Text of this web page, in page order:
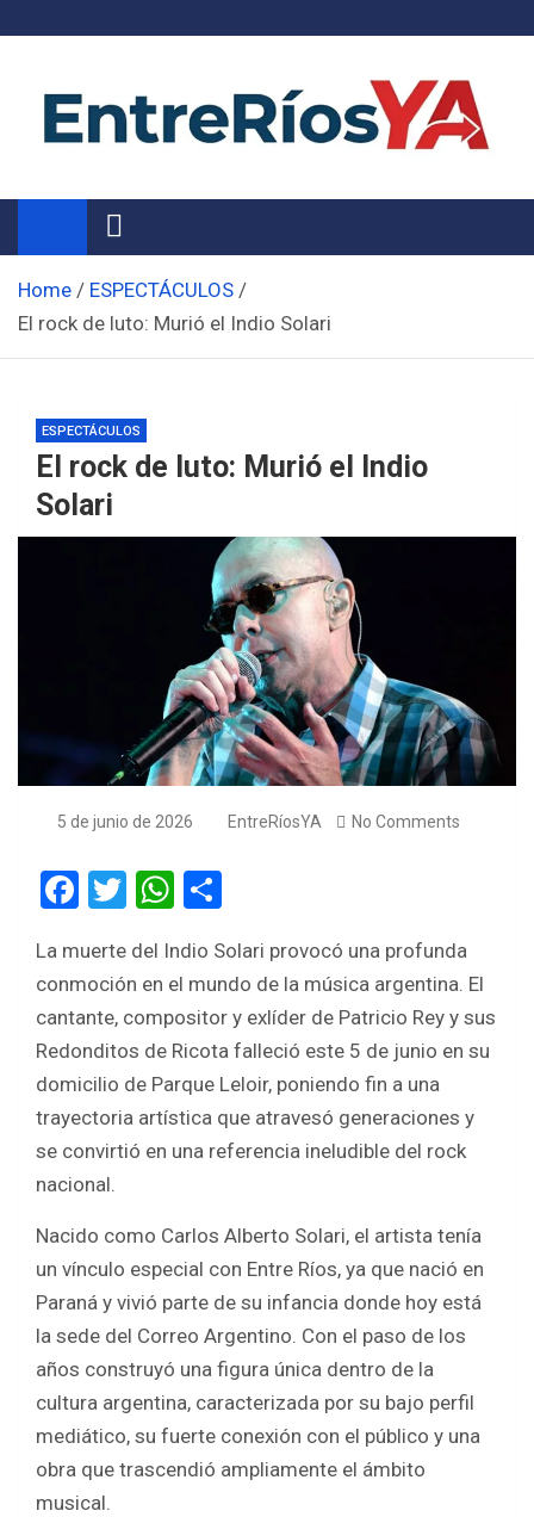
Noticias de Entre Ríos
Información de toda la provincia ahora
Home
ESPECTÁCULOS
El rock de luto: Murió el Indio Solari
ESPECTÁCULOS
El rock de luto: Murió el Indio
Solari
5 de junio de 2026 EntreRíosYA No Comments
F
ce
b
o
o
k
T
tt
er
W
at
s
A
p
p
ar
e
La muerte del Indio Solari provocó una profunda
conmoción en el mundo de la música argentina. El
cantante, compositor y exlíder de Patricio Rey y sus
Redonditos de Ricota falleció este 5 de junio en su
domicilio de Parque Leloir, poniendo fin a una
trayectoria artística que atravesó generaciones y
se convirtió en una referencia ineludible del rock
nacional.
Nacido como Carlos Alberto Solari, el artista tenía
un vínculo especial con Entre Ríos, ya que nació en
Paraná y vivió parte de su infancia donde hoy está
la sede del Correo Argentino. Con el paso de los
años construyó una figura única dentro de la
cultura argentina, caracterizada por su bajo perfil
mediático, su fuerte conexión con el público y una
obra que trascendió ampliamente el ámbito
musical.